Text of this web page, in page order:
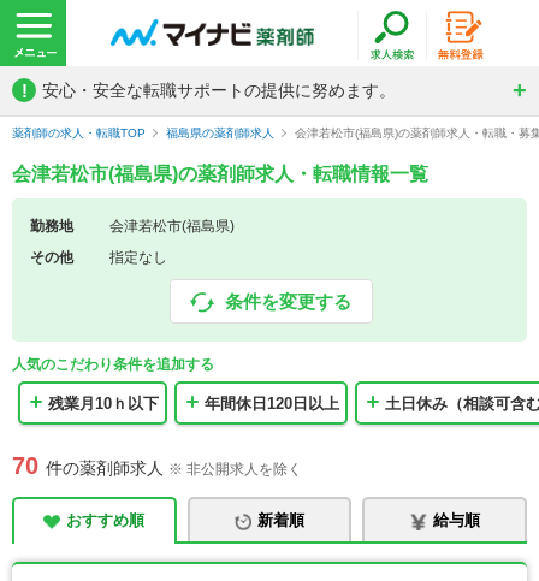
! 安心・安全な転職サポートの提供に努めます。
薬剤師の求人・転職TOP 福島県の薬剤師求人 会津若松市(福島県)の薬剤師求人・転職・募
会津若松市(福島県)の薬剤師求人・転職情報一覧
勤務地
会津若松市(福島県)
その他
指定なし
条件を変更する
人気のこだわり条件を追加する
残業月10ｈ以下 年間休日120日以上 土日休み（相談可含
70 件の薬剤師求人 ※ 非公開求人を除く
おすすめ順 新着順 給与順